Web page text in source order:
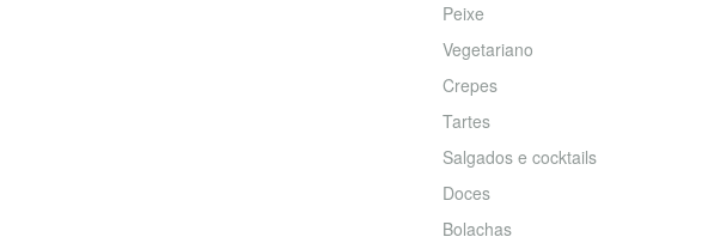
Peixe
Vegetariano
Crepes
Tartes
Salgados e cocktails
Doces
Bolachas